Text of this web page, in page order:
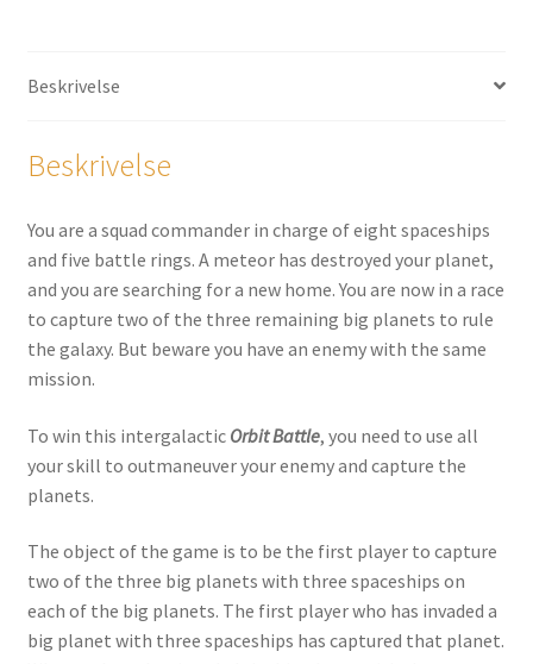
Beskrivelse
Beskrivelse
You are a squad commander in charge of eight spaceships
and five battle rings. A meteor has destroyed your planet,
and you are searching for a new home. You are now in a race
to capture two of the three remaining big planets to rule
the galaxy. But beware you have an enemy with the same
mission.
To win this intergalactic Orbit Battle, you need to use all
your skill to outmaneuver your enemy and capture the
planets.
The object of the game is to be the first player to capture
two of the three big planets with three spaceships on
each of the big planets. The first player who has invaded a
big planet with three spaceships has captured that planet.